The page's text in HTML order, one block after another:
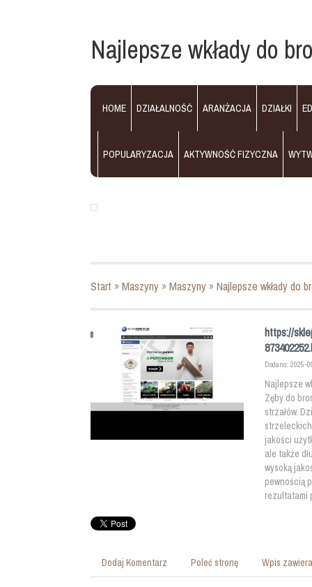
Najlepsze wkłady do
HOME DZIAŁALNOŚĆ ARANŻACJA DZIAŁKI
POPULARYZACJA AKTYWNOŚĆ FIZYCZNA
Start »Maszyny »Maszyny »Najlepsze wkłady do
https://
Dodano: 2025-
Najlepsze
Zęby do
strzałów.
jakości
ale także
wysoką
pewnością
rezultatami
Dodaj Komentarz Poleć stronę Wpis